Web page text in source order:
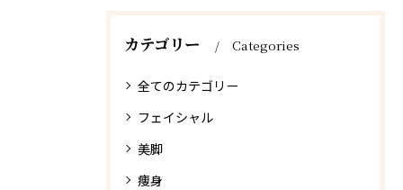
カテゴリー Categories
全てのカテゴリー
フェイシャル
美脚
痩身